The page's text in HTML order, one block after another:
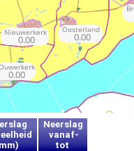
Neerslag
vanaf-
tot